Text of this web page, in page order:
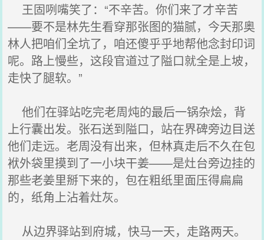
王固咧嘴笑了：“不辛苦。你们来了才辛苦
——要不是林先生看穿那张图的猫腻，今天那奥
林人把咱们全坑了，咱还傻乎乎地帮他念封印词
呢。路上慢些，这段官道过了隘口就全是上坡，
走快了腿软。”
他们在驿站吃完老周炖的最后一锅杂烩，背
上行囊出发。张石送到隘口，站在界碑旁边目送
他们走远。老周没有出来，但林真走后不久在包
袱外袋里摸到了一小块干姜——是灶台旁边挂的
那些老姜里掰下来的，包在粗纸里面压得扁扁
的，纸角上沾着灶灰。
从边界驿站到府城，快马一天，走路两天。